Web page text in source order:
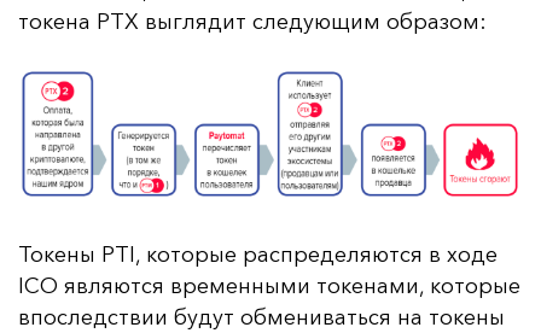
то­ке­на PTX выг­ля­дит сле­ду­ющим об­ра­зом:
То­ке­ны PTI, ко­то­рые рас­пре­де­ля­ют­ся в хо­де
ICO яв­ля­ют­ся вре­мен­ны­ми то­ке­на­ми, ко­то­рые
впос­ледс­твии бу­дут об­ме­ни­вать­ся на то­ке­ны